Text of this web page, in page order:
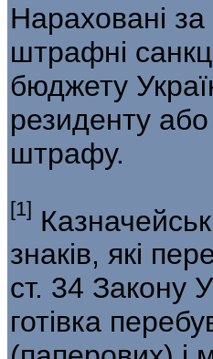
Нараховані
штрафні
бюджету
резиденту
штрафу.
[1]
знаків, які
ст. 34 Закону
готівка